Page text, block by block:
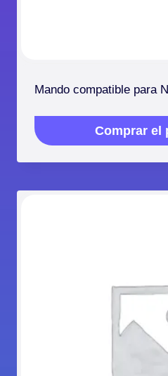
Mando compatible para
Comprar el